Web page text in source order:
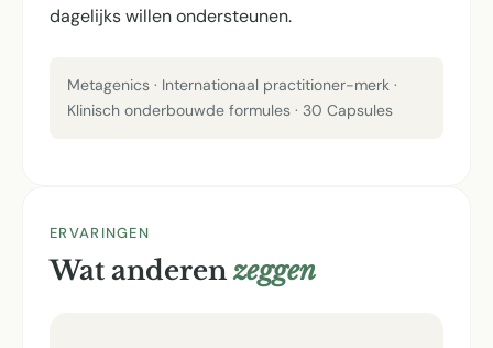
dagelijks willen ondersteunen.
Metagenics · Internationaal practitioner-merk ·
Klinisch onderbouwde formules · 30 Capsules
ERVARINGEN
Wat anderenzeggen